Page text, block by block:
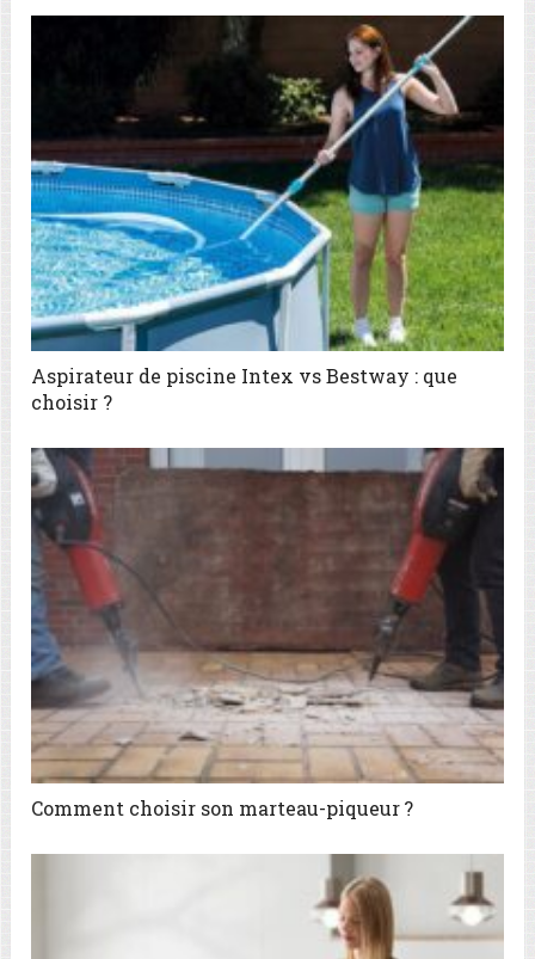
Aspirateur de piscine Intex vs Bestway : que
choisir ?
Comment choisir son marteau-piqueur ?